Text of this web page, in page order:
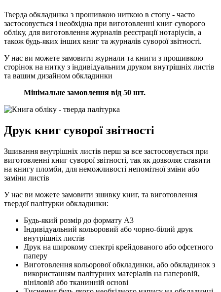
Тверда обкладинка з прошивкою ниткою в стопу - часто
застосовується і необхідна при виготовленні книг суворого
обліку, для виготовлення журналів реєстрації нотаріусів, а
також будь-яких інших книг та журналів суворої звітності.
У нас ви можете замовити журнали та книги з прошивкою
сторінок на нитку з індивідуальним друком внутрішніх листів
та вашим дизайном обкладинки
Мінімальне замовлення від 50 шт.
Друк книг суворої звітності
Зшивання внутрішніх листів перш за все застосовується при
виготовленні книг суворої звітності, так як дозволяє ставити
на книгу пломби, для неможливості непомітної зміни або
заміни листів
У нас ви можете замовити зшивку книг, та виготовлення
твердої палітурки обкладинки:
Будь-який розмір до формату А3
Індивідуальний кольоровий або чорно-білий друк
внутрішніх листів
Друк на широкому спектрі крейдованого або офсетного
паперу
Виготовлення кольорової обкладинки, або обкладинок з
використанням палітурних матеріалів на паперовій,
вініловій або тканинній основі